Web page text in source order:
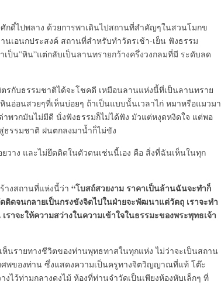
กดิ์ไปพลาง ด้วยการพาเดินไปสถานที่สำคัญๆในสวนโมกข
นเอนกประสงค์ สถานที่สำหรับทำวัตรเช้า-เย็น ฟังธรรม
ป็น”หิน”แต่กลับเป็นลานทรายกว้างครึ่งวงกลมที่มี ระดับลด
รกับธรรมชาติได้จะโชคดี เหมือนลานแห่งนี้ที่เป็นลานทราย
นอ่อนสวยๆที่เห็นบ่อยๆ ถ้าเป็นแบบนั้นเวลาไก่ หมาหรือแมวมา
าพวกมันไม่มีดี นั่งฟังธรรมก็ไม่ได้ฟัง มัวแต่หงุดหงิดใจ แต่พอ
รรมชาติ ฝนตกลงมาน้ำก็ไม่ขัง
วาง และไม่ยึดติดในตัวตนเช่นนี้เอง คือ สิ่งที่ฉันเห็นในทุก
างสถานที่แห่งนี้ว่า “โบสถ์สวยงาม ราคาเป็นล้านฉันจะทำก็
ดจนกลายเป็นกรงขังจิตไปในฝ่ายจะพัฒนาแต่วัตถุ เราจะทำ
าจะให้ความสว่างในความเข้าใจในธรรมะของพระพุทธเจ้า
ห็นรายทางชีวิตของท่านพุทธทาสในทุกแห่ง ไม่ว่าจะเป็นสถาน
ศพของท่าน ซึ่งแสดงความเป็นครูทางจิตวิญญาณที่แท้ โต๊ะ
ไว้ท่ามกลางดงไม้ ห้องที่ท่านจำวัดเป็นเพียงห้องหับเล็กๆ ที่